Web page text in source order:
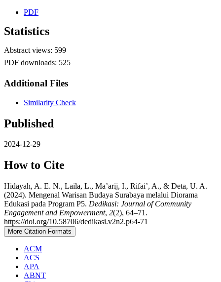
PDF
Statistics
Abstract views: 599
PDF downloads: 525
Additional Files
Similarity Check
Published
2024-12-29
How to Cite
Hidayah, A. E. N., Laila, L., Ma’arij, I., Rifai’, A., & Deta, U. A.
(2024). Mengenal Warisan Budaya Surabaya melalui Diorama
Edukasi pada Program P5. Dedikasi: Journal of Community
Engagement and Empowerment, 2(2), 64–71.
https://doi.org/10.58706/dedikasi.v2n2.p64-71
More Citation Formats
ACM
ACS
APA
ABNT